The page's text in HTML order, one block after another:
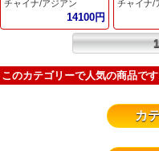
チャイナ/アジアン
14100円
チャイナ/
このカテゴリーで人気の商品です
カ